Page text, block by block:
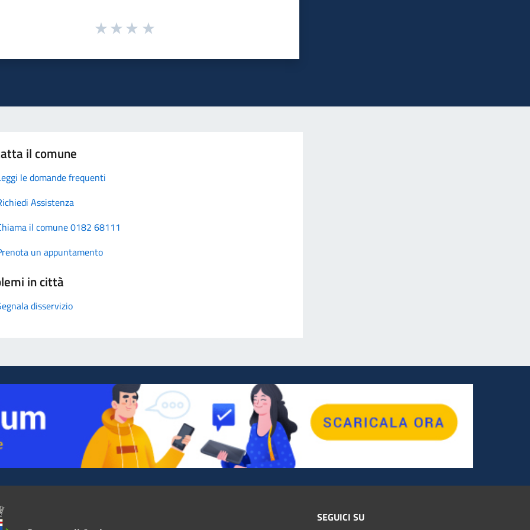
il comune
le domande frequenti
Assistenza
il comune 0182 68111
un appuntamento
in città
disservizio
SEGUICI SU